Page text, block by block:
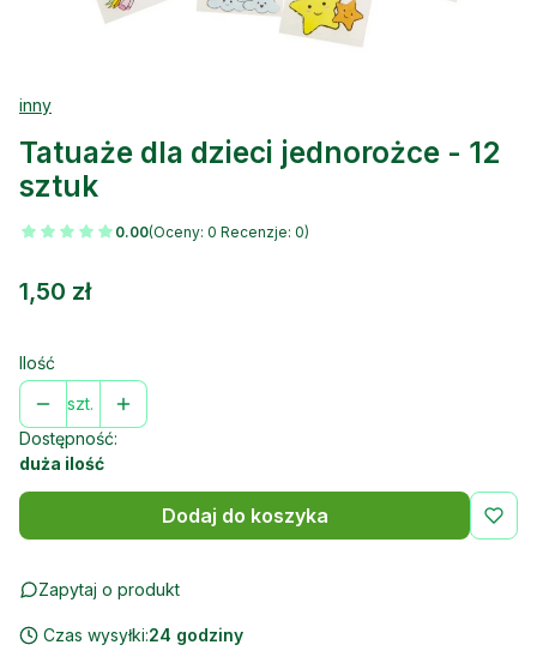
inny
Tatuaże dla dzieci jednorożce - 12
sztuk
0.00(Oceny: 0 Recenzje: 0)
Cena
1,50 zł
Ilość
szt.
Dostępność:
duża ilość
Dodaj do koszyka
Zapytaj o produkt
Czas wysyłki:24 godziny